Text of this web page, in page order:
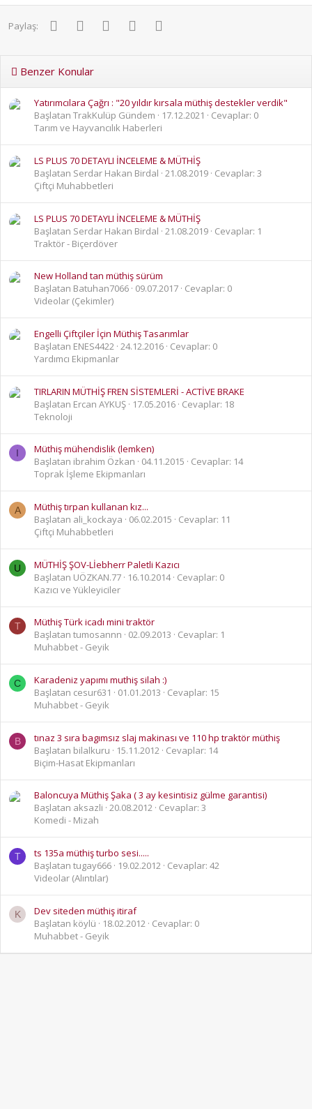
Paylaş: FacebookTwitter PinterestWhatsApp
Benzer Konular
Yatırımcılara Çağrı : "20 yıldır kırsala müthiş destekler verdik"
Başlatan TrakKulüp Gündem
17.12.2021
Cevaplar: 0
Tarım ve Hayvancılık Haberleri
LS PLUS 70 DETAYLI İNCELEME & MÜTHİŞ
Başlatan Serdar Hakan Birdal 21.08.2019 Cevaplar: 3
Çiftçi Muhabbetleri
LS PLUS 70 DETAYLI İNCELEME & MÜTHİŞ
Başlatan Serdar Hakan Birdal
21.08.2019 Cevaplar: 1
Traktör - Biçerdöver
New Holland tan müthiş sürüm
Başlatan Batuhan7066 09.07.2017 Cevaplar: 0
Videolar (Çekimler)
Engelli Çiftçiler İçin Müthiş Tasarımlar
Başlatan ENES4422 24.12.2016 Cevaplar: 0
Yardımcı Ekipmanlar
TIRLARIN MÜTHİŞ FREN SİSTEMLERİ - ACTİVE BRAKE
Başlatan Ercan AYKUŞ
17.05.2016 Cevaplar: 18
Teknoloji
I
Müthiş mühendislik (lemken)
Başlatan ibrahim Özkan
04.11.2015
Cevaplar: 14
Toprak İşleme Ekipmanları
A
Müthiş tırpan kullanan kız...
Başlatan ali_kockaya
06.02.2015
Cevaplar: 11
Çiftçi Muhabbetleri
U
MÜTHİŞ ŞOV-Lİebherr Paletli Kazıcı
Başlatan UÖZKAN.77
16.10.2014 Cevaplar: 0
Kazıcı ve Yükleyiciler
T
Müthiş Türk icadı mini traktör
Başlatan tumosannn
02.09.2013
Cevaplar: 1
Muhabbet - Geyik
C
Karadeniz yapımı muthiş silah :)
Başlatan cesur631
01.01.2013
Cevaplar: 15
Muhabbet - Geyik
B
tınaz 3 sıra bagımsız slaj makinası ve 110 hp traktör müthiş
Başlatan bilalkuru
15.11.2012
Cevaplar: 14
Biçim-Hasat Ekipmanları
Baloncuya Müthiş Şaka ( 3 ay kesintisiz gülme garantisi)
Başlatan aksazli 20.08.2012 Cevaplar: 3
Komedi - Mizah
T
ts 135a müthiş turbo sesi.....
Başlatan tugay666
19.02.2012 Cevaplar: 42
Videolar (Alıntılar)
K
Dev siteden müthiş itiraf
Başlatan köylü
18.02.2012
Cevaplar: 0
Muhabbet - Geyik